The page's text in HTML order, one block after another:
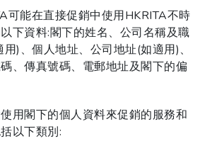
可能在直接促銷中使用HKRITA不時
下資料:閣下的姓名、公司名稱及職
用)、個人地址、公司地址(如適用)、
、傳真號碼、電郵地址及閣下的偏
用閣下的個人資料來促銷的服務和
以下類別: